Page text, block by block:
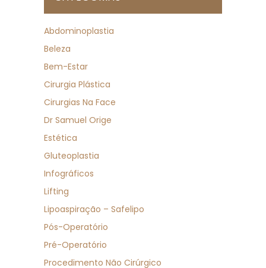
Abdominoplastia
Beleza
Bem-Estar
Cirurgia Plástica
Cirurgias Na Face
Dr Samuel Orige
Estética
Gluteoplastia
Infográficos
Lifting
Lipoaspiração – Safelipo
Pós-Operatório
Pré-Operatório
Procedimento Não Cirúrgico